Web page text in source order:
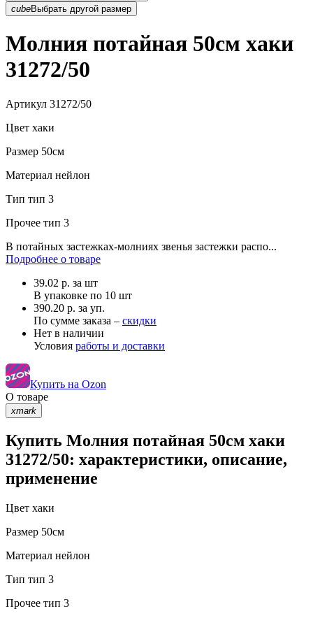
cubeВыбрать другой размер
Молния потайная 50см хаки
31272/50
Артикул 31272/50
Цвет хаки
Размер 50см
Материал нейлон
Тип тип 3
Прочее тип 3
В потайных застежках-молниях звенья застежки распо...
Подробнее о товаре
39.02 р. за шт
В упаковке по 10 шт
390.20 р. за уп.
По сумме заказа – скидки
Нет в наличии
Условия работы и доставки
Купить на Ozon
О товаре
xmark
Купить Молния потайная 50см хаки
31272/50: характеристики, описание,
применение
Цвет хаки
Размер 50см
Материал нейлон
Тип тип 3
Прочее тип 3